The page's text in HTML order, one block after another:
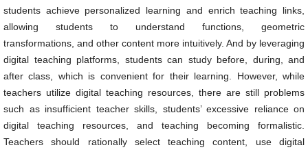
students achieve personalized learning and enrich teaching links,
allowing students to understand functions, geometric
transformations, and other content more intuitively. And by leveraging
digital teaching platforms, students can study before, during, and
after class, which is convenient for their learning. However, while
teachers utilize digital teaching resources, there are still problems
such as insufficient teacher skills, students’ excessive reliance on
digital teaching resources, and teaching becoming formalistic.
Teachers should rationally select teaching content, use digital